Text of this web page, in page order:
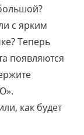
с ярким
Теперь
появляются
как будет